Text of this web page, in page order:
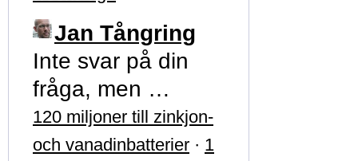
Jan Tångring
Inte svar på din
fråga, men …
120 miljoner till zinkjon-
och vanadinbatterier · 1